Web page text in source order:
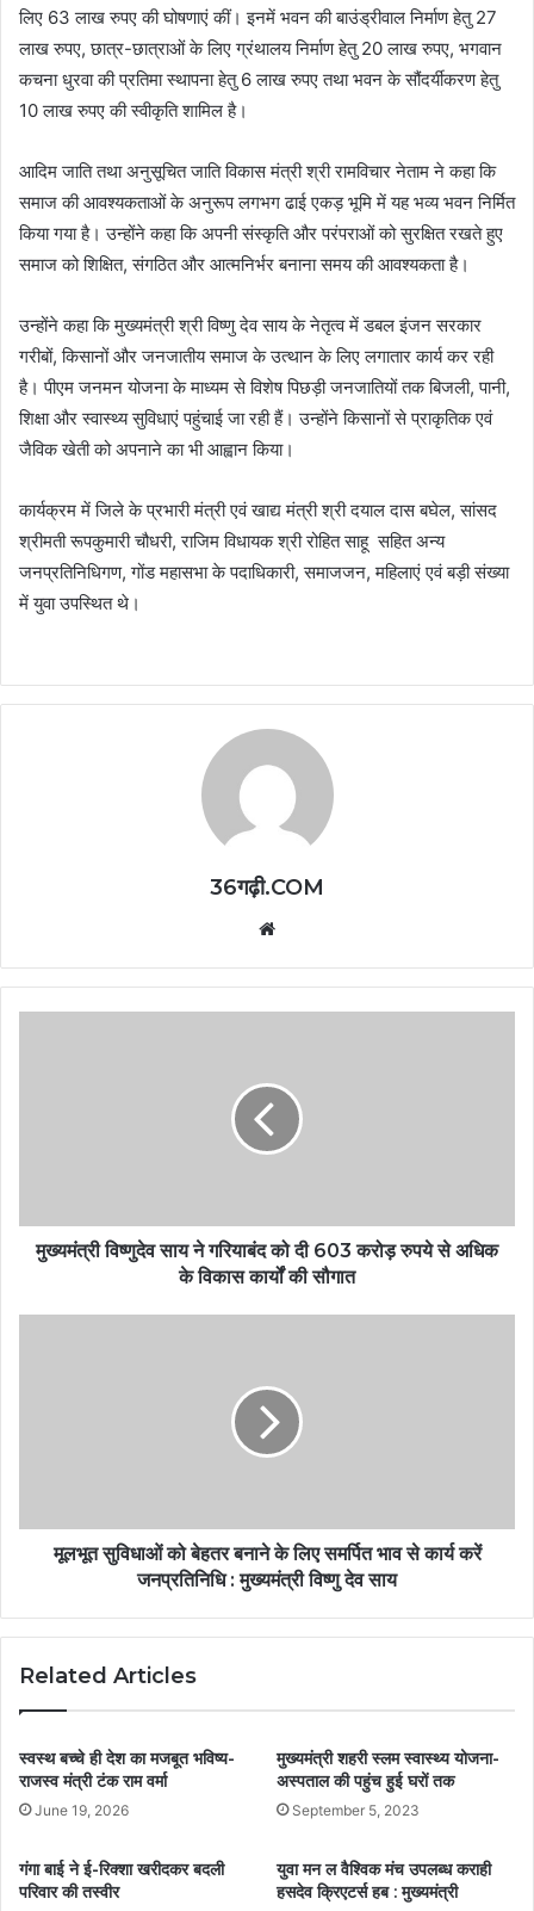
लिए 63 लाख रुपए की घोषणाएं कीं। इनमें भवन की बाउंड्रीवाल निर्माण हेतु 27
लाख रुपए, छात्र-छात्राओं के लिए ग्रंथालय निर्माण हेतु 20 लाख रुपए, भगवान
कचना धुरवा की प्रतिमा स्थापना हेतु 6 लाख रुपए तथा भवन के सौंदर्यीकरण हेतु
10 लाख रुपए की स्वीकृति शामिल है।
आदिम जाति तथा अनुसूचित जाति विकास मंत्री श्री रामविचार नेताम ने कहा कि
समाज की आवश्यकताओं के अनुरूप लगभग ढाई एकड़ भूमि में यह भव्य भवन निर्मित
किया गया है। उन्होंने कहा कि अपनी संस्कृति और परंपराओं को सुरक्षित रखते हुए
समाज को शिक्षित, संगठित और आत्मनिर्भर बनाना समय की आवश्यकता है।
उन्होंने कहा कि मुख्यमंत्री श्री विष्णु देव साय के नेतृत्व में डबल इंजन सरकार
गरीबों, किसानों और जनजातीय समाज के उत्थान के लिए लगातार कार्य कर रही
है। पीएम जनमन योजना के माध्यम से विशेष पिछड़ी जनजातियों तक बिजली, पानी,
शिक्षा और स्वास्थ्य सुविधाएं पहुंचाई जा रही हैं। उन्होंने किसानों से प्राकृतिक एवं
जैविक खेती को अपनाने का भी आह्वान किया।
कार्यक्रम में जिले के प्रभारी मंत्री एवं खाद्य मंत्री श्री दयाल दास बघेल, सांसद
श्रीमती रूपकुमारी चौधरी, राजिम विधायक श्री रोहित साहू सहित अन्य
जनप्रतिनिधिगण, गोंड महासभा के पदाधिकारी, समाजजन, महिलाएं एवं बड़ी संख्या
में युवा उपस्थित थे।
36गढ़ी.COM
मुख्यमंत्री विष्णुदेव साय ने गरियाबंद को दी 603 करोड़ रुपये से अधिक
के विकास कार्यों की सौगात
मूलभूत सुविधाओं को बेहतर बनाने के लिए समर्पित भाव से कार्य करें
जनप्रतिनिधि : मुख्यमंत्री विष्णु देव साय
Related Articles
स्वस्थ बच्चे ही देश का मजबूत भविष्य-
राजस्व मंत्री टंक राम वर्मा
June 19, 2026
मुख्यमंत्री शहरी स्लम स्वास्थ्य योजना-
अस्पताल की पहुंच हुई घरों तक
September 5, 2023
गंगा बाई ने ई-रिक्शा खरीदकर बदली
परिवार की तस्वीर
युवा मन ल वैश्विक मंच उपलब्ध कराही
हसदेव क्रिएटर्स हब : मुख्यमंत्री